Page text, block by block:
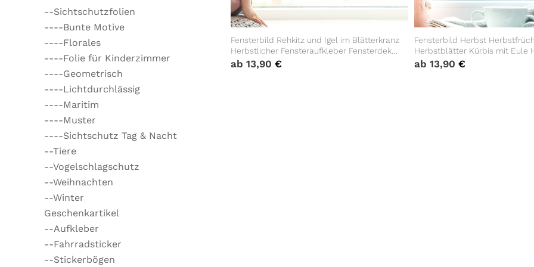
--Sichtschutzfolien
----Bunte Motive
----Florales
----Folie für Kinderzimmer
----Geometrisch
----Lichtdurchlässig
----Maritim
----Muster
----Sichtschutz Tag & Nacht
--Tiere
--Vogelschlagschutz
--Weihnachten
--Winter
Geschenkartikel
--Aufkleber
--Fahrradsticker
--Stickerbögen
Fensterbild Rehkitz und Igel im Blätterkranz
Herbstlicher Fensteraufkleber Fensterdeko
wiederverwendbare Fensteraufkleber
Kinderzimmer Kind
ab 13,90 €
Fensterbild Herbst
Herbstblätter Kürbis mit Eule
bunt wiederverwendbare
Kinderzimmer Baby Kind
ab13,90€